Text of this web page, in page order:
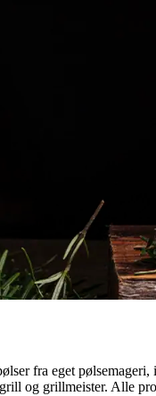
fra eget
og grillmeister. Alle